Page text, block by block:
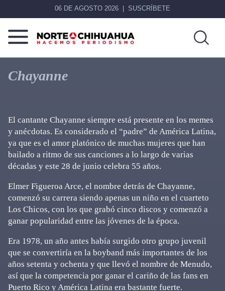
06 DE AGOSTO 2026 SUSCRÍBETE
Norte
Chihuahua
Más
que
noticias,
Chayanne
El cantante Chayanne siempre está presente en los memes
y anécdotas. Es considerado el “padre” de América Latina,
ya que es el amor platónico de muchas mujeres que han
bailado a ritmo de sus canciones a lo largo de varias
décadas y este 28 de junio celebra 55 años.
Elmer Figueroa Arce, el nombre detrás de Chayanne,
comenzó su carrera siendo apenas un niño en el cuarteto
Los Chicos, con los que grabó cinco discos y comenzó a
ganar popularidad entre las jóvenes de la época.
Era 1978, un año antes había surgido otro grupo juvenil
que se convertiría en la boyband más importantes de los
años setenta y ochenta y que llevó el nombre de Menudo,
así que la competencia por ganar el cariño de las fans en
Puerto Rico y América Latina era bastante fuerte.